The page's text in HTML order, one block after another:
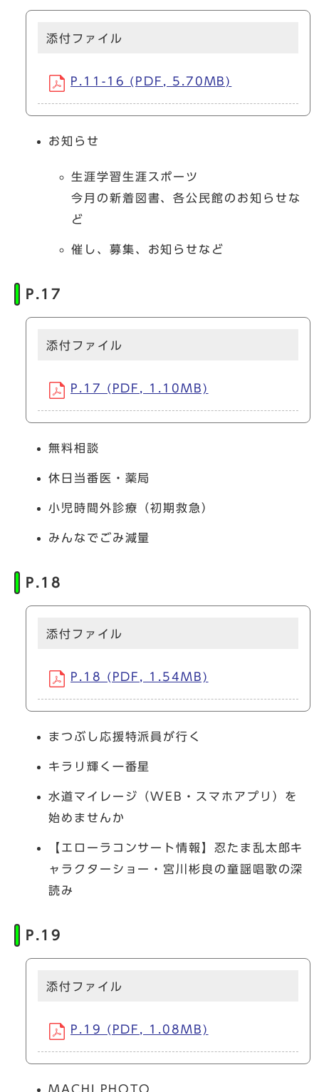
添付ファイル
P.11-16 (PDF, 5.70MB)
お知らせ
生涯学習生涯スポーツ
今月の新着図書、各公民館のお知らせな
ど
催し、募集、お知らせなど
P.17
添付ファイル
P.17 (PDF, 1.10MB)
無料相談
休日当番医・薬局
小児時間外診療（初期救急）
みんなでごみ減量
P.18
添付ファイル
P.18 (PDF, 1.54MB)
まつぶし応援特派員が行く
キラリ輝く一番星
水道マイレージ（WEB・スマホアプリ）を
始めませんか
【エローラコンサート情報】忍たま乱太郎キ
ャラクターショー・宮川彬良の童謡唱歌の深
読み
P.19
添付ファイル
P.19 (PDF, 1.08MB)
MACHI PHOTO